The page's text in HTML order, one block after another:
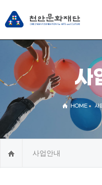
사
HOME 사
사업안내